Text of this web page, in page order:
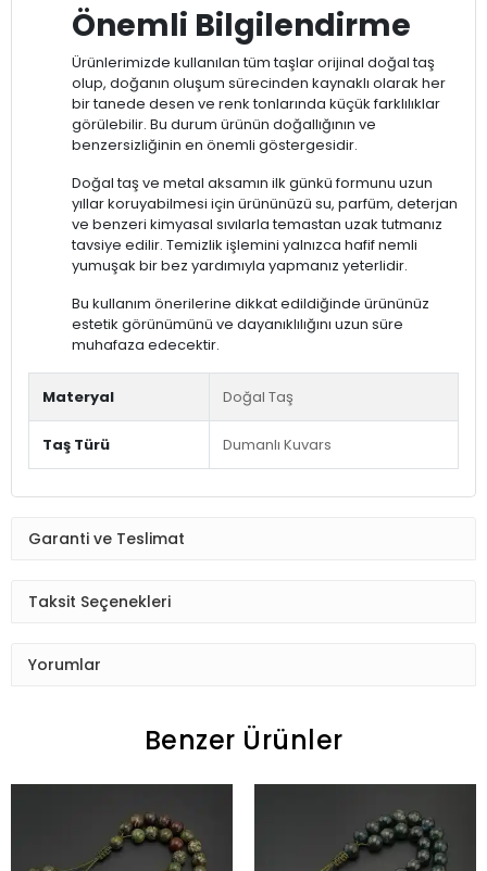
Önemli Bilgilendirme
Ürünlerimizde kullanılan tüm taşlar orijinal doğal taş
olup, doğanın oluşum sürecinden kaynaklı olarak her
bir tanede desen ve renk tonlarında küçük farklılıklar
görülebilir. Bu durum ürünün doğallığının ve
benzersizliğinin en önemli göstergesidir.
Doğal taş ve metal aksamın ilk günkü formunu uzun
yıllar koruyabilmesi için ürününüzü su, parfüm, deterjan
ve benzeri kimyasal sıvılarla temastan uzak tutmanız
tavsiye edilir. Temizlik işlemini yalnızca hafif nemli
yumuşak bir bez yardımıyla yapmanız yeterlidir.
Bu kullanım önerilerine dikkat edildiğinde ürününüz
estetik görünümünü ve dayanıklılığını uzun süre
muhafaza edecektir.
Materyal Doğal Taş
Taş Türü Dumanlı Kuvars
Garanti ve Teslimat
Taksit Seçenekleri
Yorumlar
Benzer Ürünler